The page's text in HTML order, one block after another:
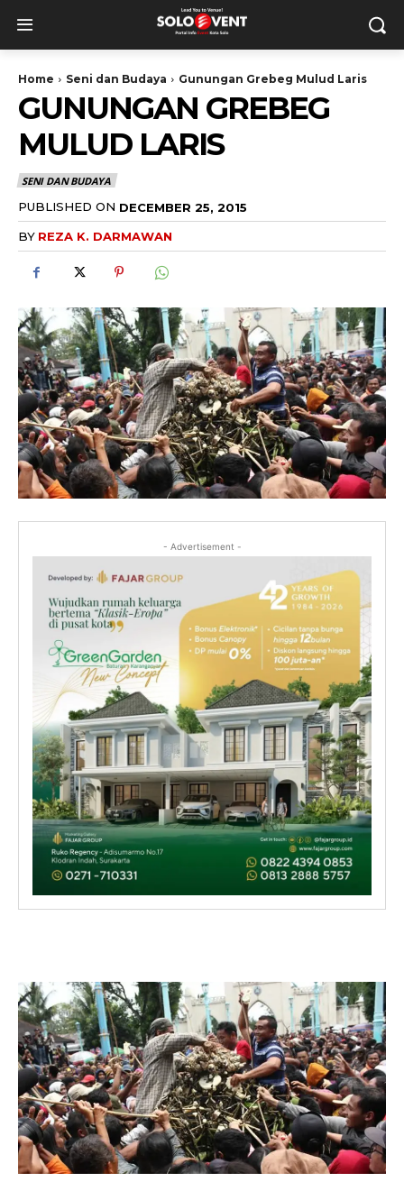
Home Seni dan Budaya Gunungan Grebeg Mulud Laris
GUNUNGAN GREBEG
MULUD LARIS
SENI DAN BUDAYA
PUBLISHED ON DECEMBER 25, 2015
BY REZA K. DARMAWAN
- Advertisement -